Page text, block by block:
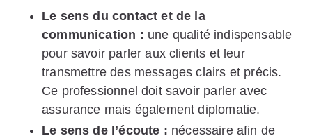
Le sens du contact et de la
communication : une qualité indispensable
pour savoir parler aux clients et leur
transmettre des messages clairs et précis.
Ce professionnel doit savoir parler avec
assurance mais également diplomatie.
Le sens de l’écoute : nécessaire afin de